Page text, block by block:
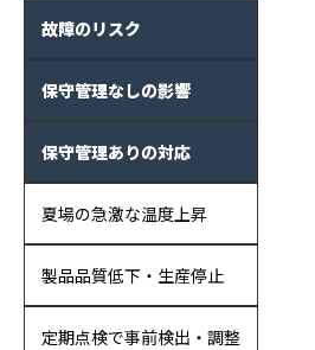
故障のリスク
保守管理なしの影響
保守管理ありの対応
夏場の急激な温度上昇
製品品質低下・生産停止
定期点検で事前検出・調整